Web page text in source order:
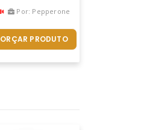
Por: Pepperone
ORÇAR PRODUTO